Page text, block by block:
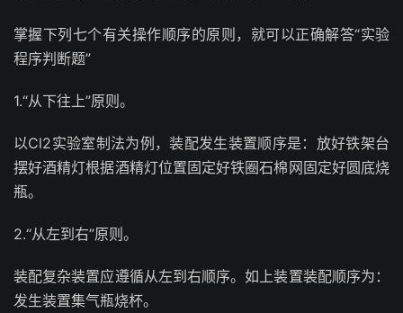
掌握下列七个有关操作顺序的原则，就可以正确解答“实验
程序判断题”
1.“从下往上”原则。
以Cl2实验室制法为例，装配发生装置顺序是：放好铁架台
摆好酒精灯根据酒精灯位置固定好铁圈石棉网固定好圆底烧
瓶。
2.“从左到右”原则。
装配复杂装置应遵循从左到右顺序。如上装置装配顺序为：
发生装置集气瓶烧杯。